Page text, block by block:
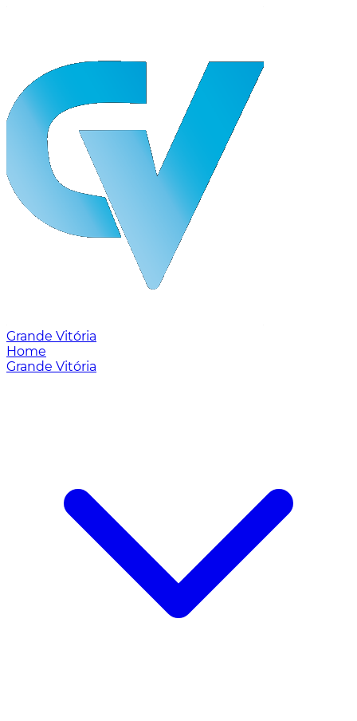
Grande Vitória
Home
Grande Vitória